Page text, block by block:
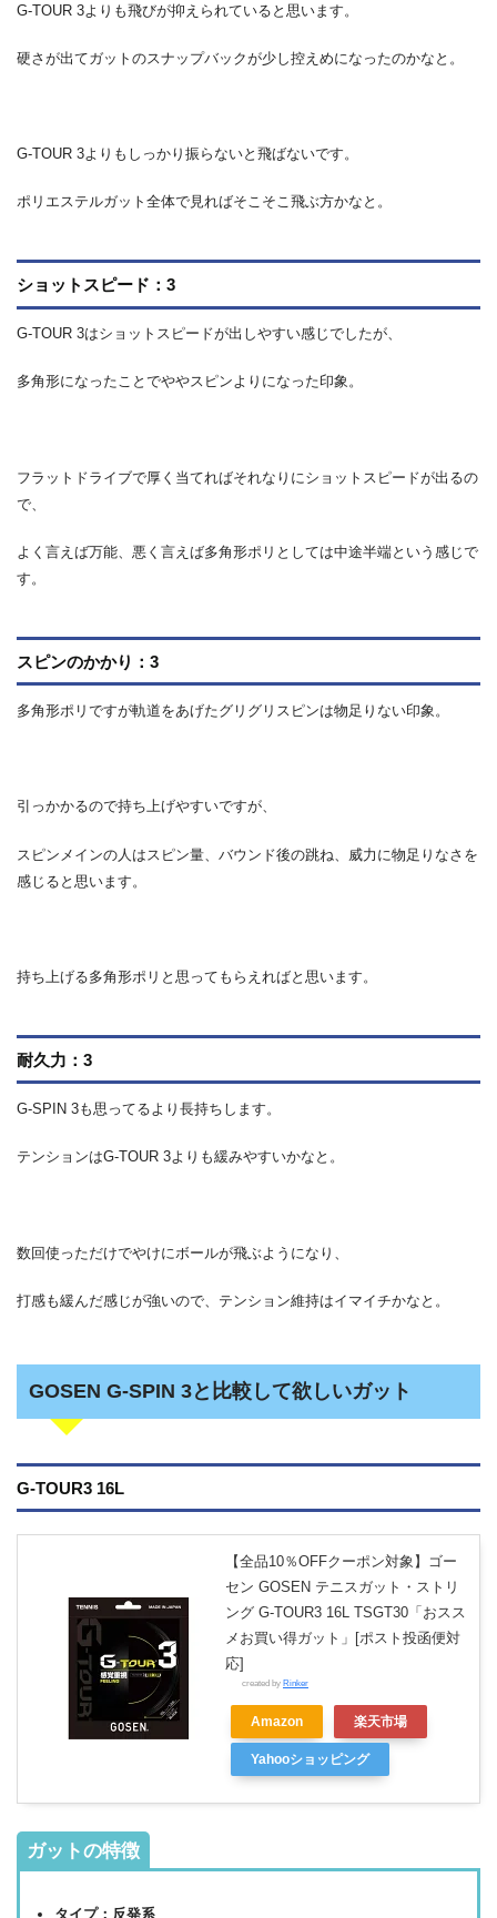
G-TOUR 3よりも飛びが抑えられていると思います。
硬さが出てガットのスナップバックが少し控えめになったのかなと。
G-TOUR 3よりもしっかり振らないと飛ばないです。
ポリエステルガット全体で見ればそこそこ飛ぶ方かなと。
ショットスピード：3
G-TOUR 3はショットスピードが出しやすい感じでしたが、
多角形になったことでややスピンよりになった印象。
フラットドライブで厚く当てればそれなりにショットスピードが出るの
で、
よく言えば万能、悪く言えば多角形ポリとしては中途半端という感じで
す。
スピンのかかり：3
多角形ポリですが軌道をあげたグリグリスピンは物足りない印象。
引っかかるので持ち上げやすいですが、
スピンメインの人はスピン量、バウンド後の跳ね、威力に物足りなさを
感じると思います。
持ち上げる多角形ポリと思ってもらえればと思います。
耐久力：3
G-SPIN 3も思ってるより長持ちします。
テンションはG-TOUR 3よりも緩みやすいかなと。
数回使っただけでやけにボールが飛ぶようになり、
打感も緩んだ感じが強いので、テンション維持はイマイチかなと。
GOSEN G-SPIN 3と比較して欲しいガット
G-TOUR3 16L
【全品10％OFFクーポン対象】ゴー
セン GOSEN テニスガット・ストリ
ング G-TOUR3 16L TSGT30「おスス
メお買い得ガット」[ポスト投函便対
応]
created by Rinker
Amazon 楽天市場
Yahooショッピング
ガットの特徴
タイプ：反発系